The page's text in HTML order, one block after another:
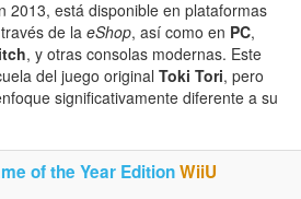
2013, está disponible en plataformas
de la eShop, así como en PC,
, y otras consolas modernas. Este
del juego original Toki Tori, pero
significativamente diferente a su
of the Year EditionWiiU